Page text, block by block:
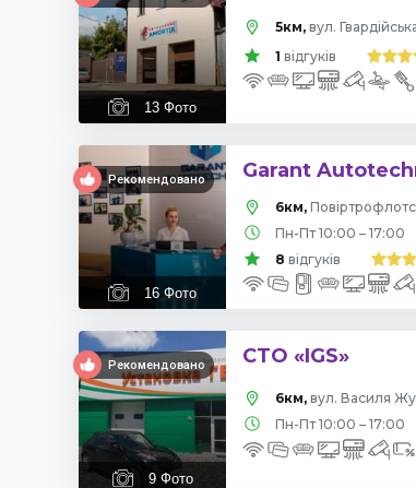
13 Фото
5км, вул.
1 відгуків
Рекомендовано
16 Фото
Garant
6км,
Пн-Пт 10:00 – 17:00
8 відгуків
Рекомендовано
9 Фото
СТО «IGS»
6км, вул. Василя
Пн-Пт 10:00 – 17:00